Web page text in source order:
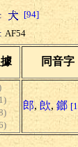
[94]
AF54
同音字
郎, 欴, 鎯